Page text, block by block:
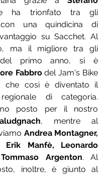
ha trionfato tra gli
con una quindicina di
su Sacchet. Al
ma il migliore tra gli
del primo anno, si è
Fabbro del Jam's Bike
che così è diventato il
di categoria.
, mentre al
Andrea Montagner,
Erik Manfè, Leonardo
Tommaso Argenton. Al
inoltre, è giunto al